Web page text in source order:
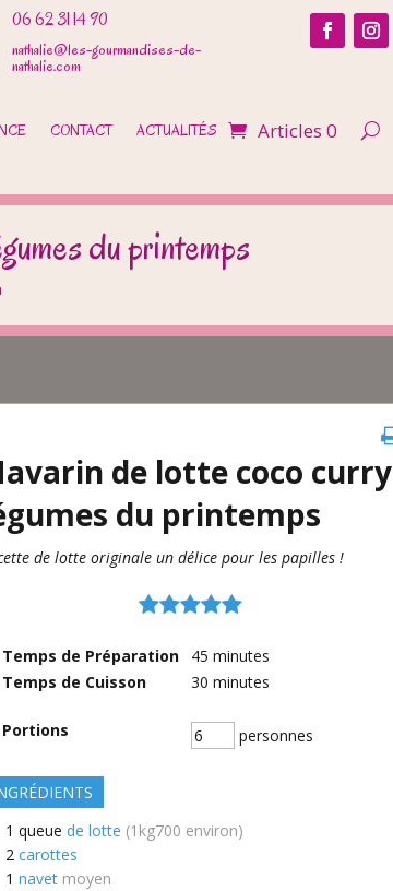
06 62 31 14 90
nathalie@les-gourmandises-de-
nathalie.com
CONTACT ACTUALITÉS Articles 0
du printemps
de lotte coco curry
du printemps
de lotte originale un délice pour les papilles !
Temps de Préparation 45 minutes
Temps de Cuisson
30 minutes
Portions personnes
1 queue de lotte (1kg700 environ)
2 carottes
1 navet moyen